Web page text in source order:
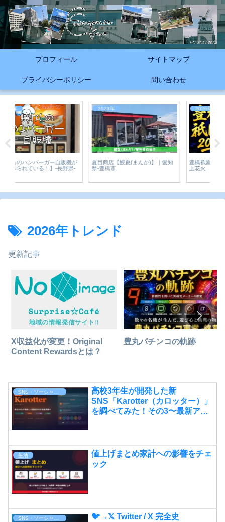
プロフィール サイトマップ
プライバシーポリシー 問い合わせ
2023年
夏目商店【鰻夏(まんか)】｜愛知
県-豊橋市
豊橋祇園祭2026｜約12,000発の打
2026年トレンド
更新記事
X収益化が変更！Original
Content Rewardsとは？
豊丸パチンコの軌跡
SNS・ソーシャルメディア
高校3年生が開発した新
SNS「Karotter（カロッター）」
を調べてみた！その3〜最新アッ
生活
値上げまとめ家計への影響をチェ
ック
🐦→𝕏 Twitter / X 完全史